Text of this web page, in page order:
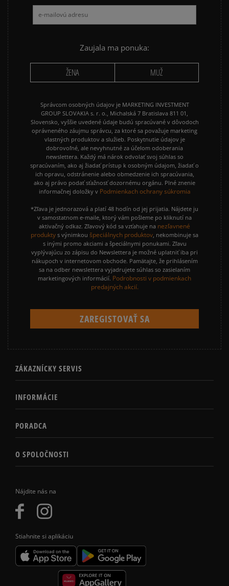
Nájdite nás na
Stiahnite si aplikáciu
Zaujala ma ponuka:
ŽENA MUŽ
Správcom osobných údajov je MARKETING INVESTMENT
GROUP SLOVAKIA s. r. o., Michalská 7 Bratislava 811 01,
Slovensko, vyššie uvedené údaje budú spracúvané v dôvodoch
oprávneného záujmu správcu, za ktoré sa považuje marketing
vlastných produktov a služieb. Poskytnutie údajov je
dobrovoľné, ale nevyhnutné za účelom odoberania
newslettera. Každý má nárok odvolať svoj súhlas so
spracúvaním, ako aj žiadať prístup k osobným údajom, žiadať o
ich opravu, odstránenie alebo obmedzenie ich spracúvania,
ako aj právo podať sťažnosť dozornému orgánu. Plné znenie
informačnej doložky v Podmienkach ochrany súkromia
*Zľava je jednorazová a platí 48 hodín od jej prijatia. Nájdete ju
v samostatnom e-maile, ktorý vám pošleme po kliknutí na
aktivačný odkaz. Zľavový kód sa vzťahuje na nezľavnené
produkty s výnimkou špeciálnych produktov, nekombinuje sa
s inými promo akciami a špeciálnymi ponukami. Zľavu
vyplývajúcu zo zápisu do Newslettera je možné uplatniť iba pri
nákupoch v internetovom obchode. Pamätajte, že prihlásením
sa na odber newslettera vyjadrujete súhlas so zasielaním
marketingových informácií. Podrobnosti v podmienkach
predajných akcií.
ZÁKAZNÍCKY SERVIS
INFORMÁCIE
PORADCA
O SPOLOČNOSTI